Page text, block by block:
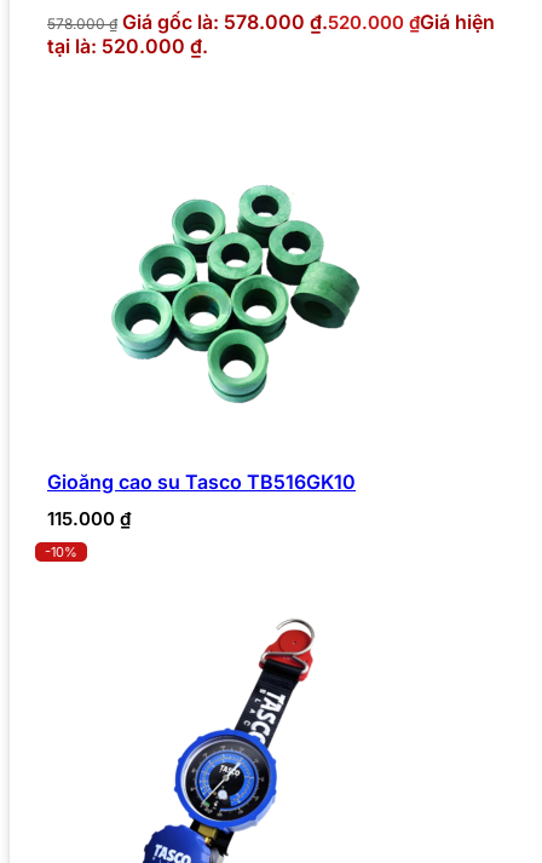
578.000₫ Giá gốc là: 578.000 ₫.520.000 ₫Giá hiện
tại là: 520.000 ₫.
Gioăng cao su Tasco TB516GK10
115.000 ₫
-10%